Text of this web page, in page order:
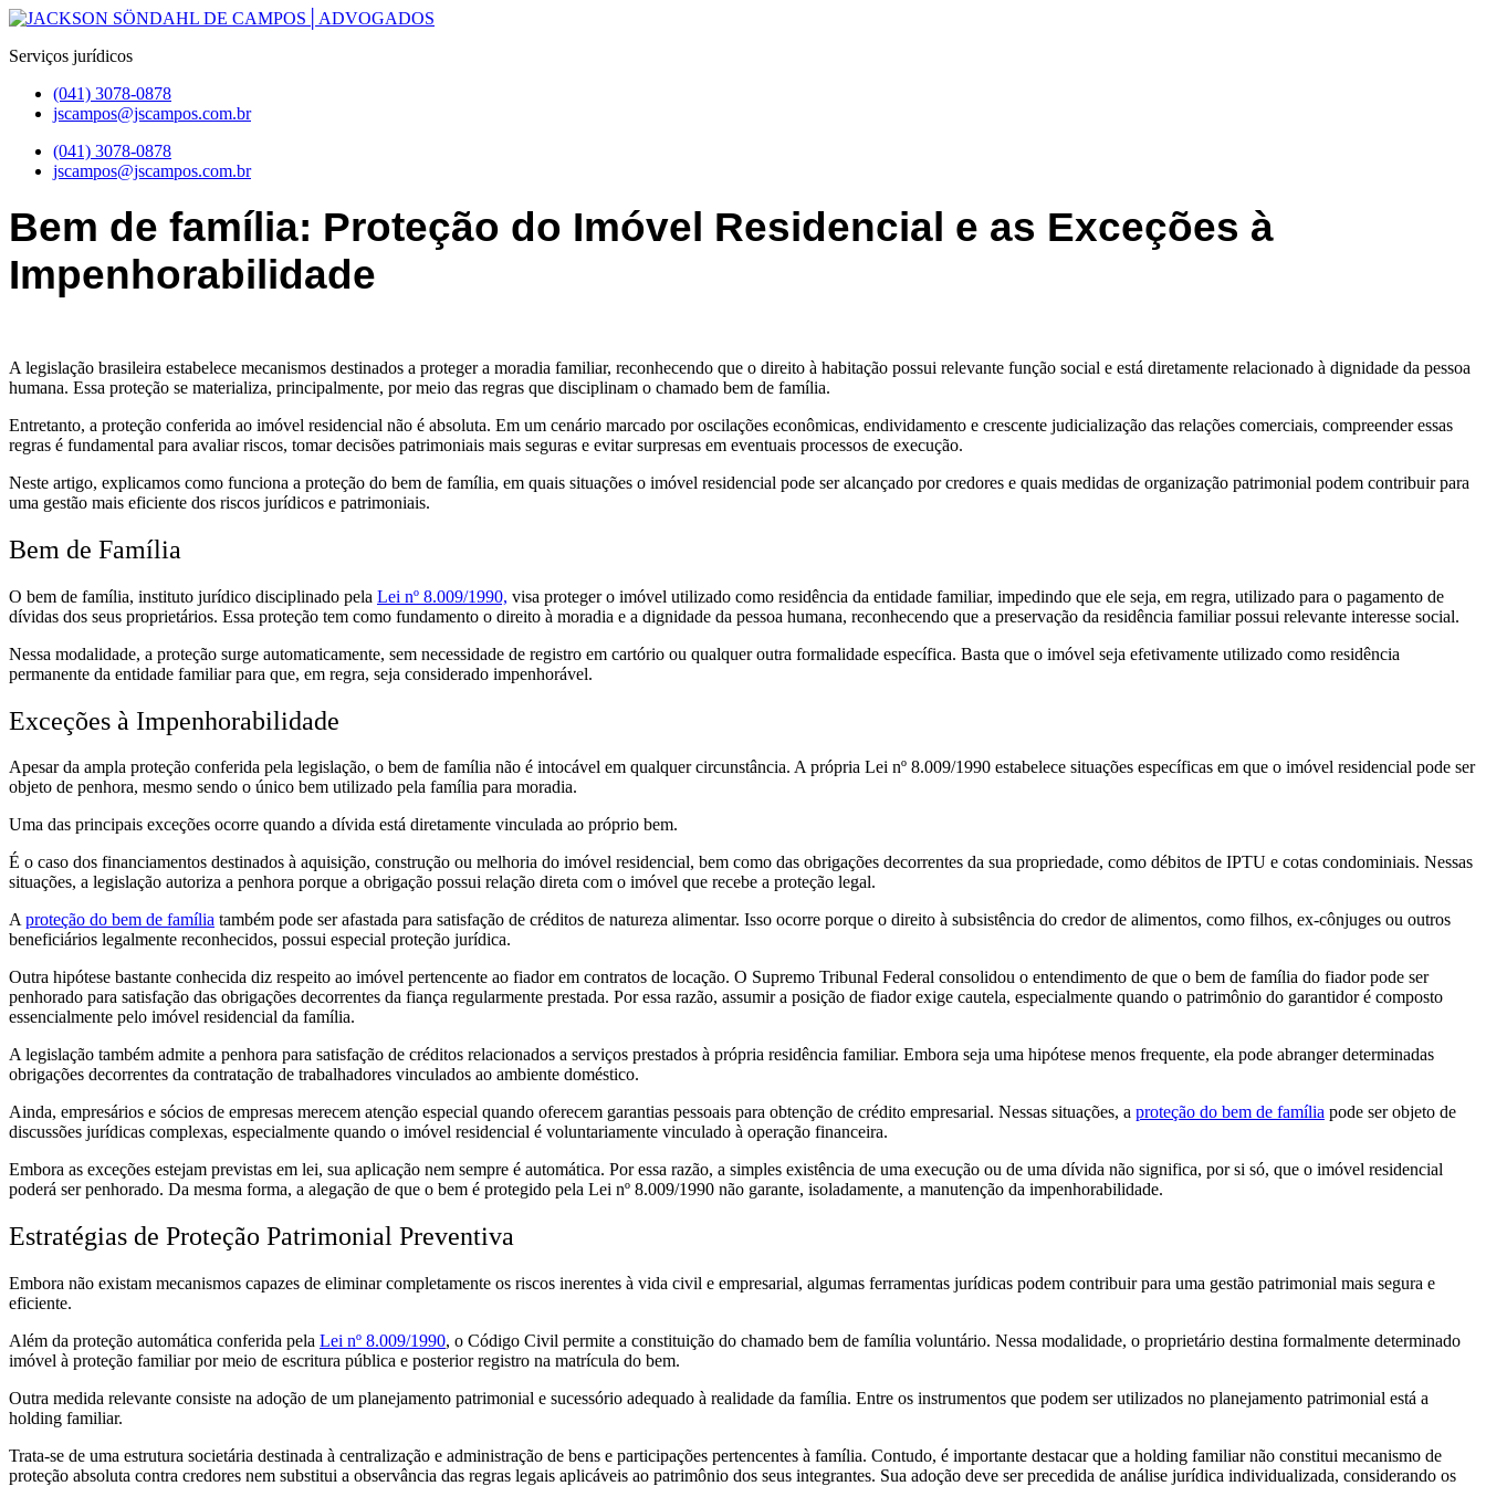
Pular
o
Serviços jurídicos
(041) 3078-0878
jscampos@jscampos.com.br
Menu
(041) 3078-0878
jscampos@jscampos.com.br
Bem de família: Proteção do Imóvel Residencial e as Exceções à
Impenhorabilidade
A legislação brasileira estabelece mecanismos destinados a proteger a moradia familiar, reconhecendo que o direito à habitação possui relevante função social e está diretamente relacionado à dignidade da pessoa
humana. Essa proteção se materializa, principalmente, por meio das regras que disciplinam o chamado bem de família.
Entretanto, a proteção conferida ao imóvel residencial não é absoluta. Em um cenário marcado por oscilações econômicas, endividamento e crescente judicialização das relações comerciais, compreender essas
regras é fundamental para avaliar riscos, tomar decisões patrimoniais mais seguras e evitar surpresas em eventuais processos de execução.
Neste artigo, explicamos como funciona a proteção do bem de família, em quais situações o imóvel residencial pode ser alcançado por credores e quais medidas de organização patrimonial podem contribuir para
uma gestão mais eficiente dos riscos jurídicos e patrimoniais.
Bem de Família
O bem de família, instituto jurídico disciplinado pela Lei nº 8.009/1990, visa proteger o imóvel utilizado como residência da entidade familiar, impedindo que ele seja, em regra, utilizado para o pagamento de
dívidas dos seus proprietários. Essa proteção tem como fundamento o direito à moradia e a dignidade da pessoa humana, reconhecendo que a preservação da residência familiar possui relevante interesse social.
Nessa modalidade, a proteção surge automaticamente, sem necessidade de registro em cartório ou qualquer outra formalidade específica. Basta que o imóvel seja efetivamente utilizado como residência
permanente da entidade familiar para que, em regra, seja considerado impenhorável.
Exceções à Impenhorabilidade
Apesar da ampla proteção conferida pela legislação, o bem de família não é intocável em qualquer circunstância. A própria Lei nº 8.009/1990 estabelece situações específicas em que o imóvel residencial pode ser
objeto de penhora, mesmo sendo o único bem utilizado pela família para moradia.
Uma das principais exceções ocorre quando a dívida está diretamente vinculada ao próprio bem.
É o caso dos financiamentos destinados à aquisição, construção ou melhoria do imóvel residencial, bem como das obrigações decorrentes da sua propriedade, como débitos de IPTU e cotas condominiais. Nessas
situações, a legislação autoriza a penhora porque a obrigação possui relação direta com o imóvel que recebe a proteção legal.
Aproteção do bem de família também pode ser afastada para satisfação de créditos de natureza alimentar. Isso ocorre porque o direito à subsistência do credor de alimentos, como filhos, ex-cônjuges ou outros
beneficiários legalmente reconhecidos, possui especial proteção jurídica.
Outra hipótese bastante conhecida diz respeito ao imóvel pertencente ao fiador em contratos de locação. O Supremo Tribunal Federal consolidou o entendimento de que o bem de família do fiador pode ser
penhorado para satisfação das obrigações decorrentes da fiança regularmente prestada. Por essa razão, assumir a posição de fiador exige cautela, especialmente quando o patrimônio do garantidor é composto
essencialmente pelo imóvel residencial da família.
A legislação também admite a penhora para satisfação de créditos relacionados a serviços prestados à própria residência familiar. Embora seja uma hipótese menos frequente, ela pode abranger determinadas
obrigações decorrentes da contratação de trabalhadores vinculados ao ambiente doméstico.
Ainda, empresários e sócios de empresas merecem atenção especial quando oferecem garantias pessoais para obtenção de crédito empresarial. Nessas situações, a proteção do bem de família pode ser objeto de
discussões jurídicas complexas, especialmente quando o imóvel residencial é voluntariamente vinculado à operação financeira.
Embora as exceções estejam previstas em lei, sua aplicação nem sempre é automática. Por essa razão, a simples existência de uma execução ou de uma dívida não significa, por si só, que o imóvel residencial
poderá ser penhorado. Da mesma forma, a alegação de que o bem é protegido pela Lei nº 8.009/1990 não garante, isoladamente, a manutenção da impenhorabilidade.
Estratégias de Proteção Patrimonial Preventiva
Embora não existam mecanismos capazes de eliminar completamente os riscos inerentes à vida civil e empresarial, algumas ferramentas jurídicas podem contribuir para uma gestão patrimonial mais segura e
eficiente.
Além da proteção automática conferida pela Lei nº 8.009/1990, o Código Civil permite a constituição do chamado bem de família voluntário. Nessa modalidade, o proprietário destina formalmente determinado
imóvel à proteção familiar por meio de escritura pública e posterior registro na matrícula do bem.
Outra medida relevante consiste na adoção de um planejamento patrimonial e sucessório adequado à realidade da família. Entre os instrumentos que podem ser utilizados no planejamento patrimonial está a
holding familiar.
Trata-se de uma estrutura societária destinada à centralização e administração de bens e participações pertencentes à família. Contudo, é importante destacar que a holding familiar não constitui mecanismo de
proteção absoluta contra credores nem substitui a observância das regras legais aplicáveis ao patrimônio dos seus integrantes. Sua adoção deve ser precedida de análise jurídica individualizada, considerando os